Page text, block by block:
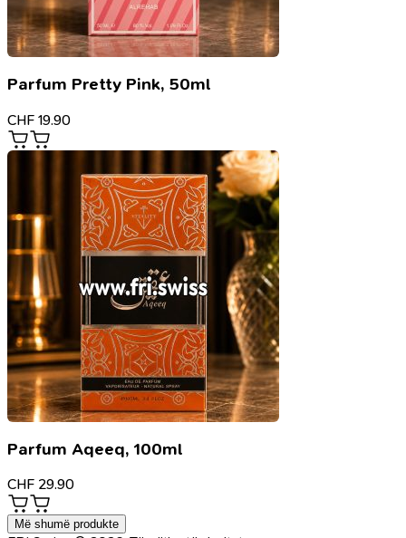
Parfum Pretty Pink, 50ml
CHF 19.90
Parfum Aqeeq, 100ml
CHF 29.90
Më shumë produkte